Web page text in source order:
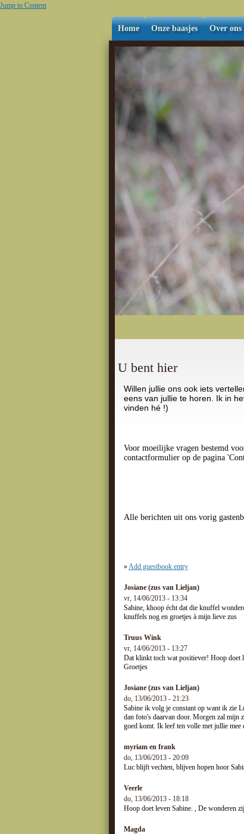
Jump to Content
Home Onze baasjes Over ons
U bent hier
Willen jullie ons ook iets
eens van jullie te horen. Ik in
vinden hé !)
Voor moeilijke vragen bestemd
contactformulier op de pagina
Alle berichten uit ons vorig
» Add guestbook entry
Josiane (zus van Lieljan)
vr, 14/06/2013 - 13:34
Sabine, khoop écht dat die knuffel
knuffels nog en groetjes à mijn lieve zus
Truus Wink
vr, 14/06/2013 - 13:27
Dat klinkt toch wat positiever! Hoop doet
Groetjes
Josiane (zus van Lieljan)
do, 13/06/2013 - 21:23
Sabine ik volg je constant op want ik zie
dan foto's daarvan door. Morgen zal mijn
goed komt. Ik leef ten volle met jullie mee
myriam en frank
do, 13/06/2013 - 20:09
Luc blijft vechten, blijven hopen hoor
Veerle
do, 13/06/2013 - 18:18
Hoop doet leven Sabine. , De wonderen
Magda